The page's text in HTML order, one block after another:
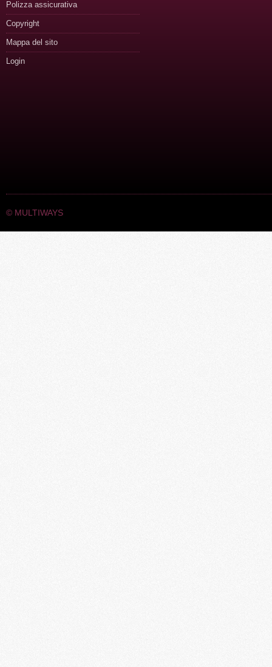
Polizza assicurativa
Copyright
Mappa del sito
Login
© MULTIWAYS